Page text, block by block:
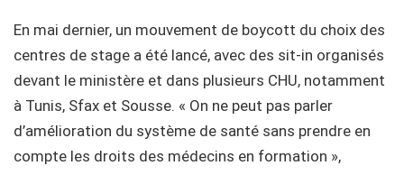
En mai dernier, un mouvement de boycott du choix des
centres de stage a été lancé, avec des sit-in organisés
devant le ministère et dans plusieurs CHU, notamment
à Tunis, Sfax et Sousse. « On ne peut pas parler
d’amélioration du système de santé sans prendre en
compte les droits des médecins en formation »,